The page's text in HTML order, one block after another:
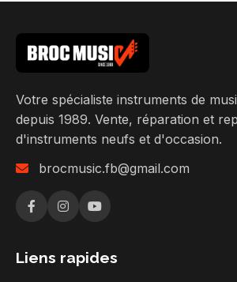
Votre spécialiste instruments de
depuis 1989. Vente, réparation et
d'instruments neufs et d'occasion.
brocmusic.fb@gmail.com
Liens rapides